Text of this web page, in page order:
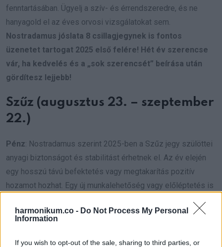
harmonikum.co - Do Not Process My Personal
Information
If you wish to opt-out of the sale, sharing to third parties, or
fenntartásában. Ügyelj a szív- és érrendszeredre, és ne
hanyagold el az éves orvosi vizsgálatokat sem.
Nostradamus jóslata 8 csillagjegynek is fontos
üzenetet tartogat 2025 első felére! Hét év szerencse
vár, ha kedvelés és a „sok szerencsét” beírása után
gördítesz lejjebb!
Szűz (augusztus 23. – szeptember
22.)
Pénz: Nostradamus szerint 2025-ben a Szűz jegy szülöttei
anyagi biztonságot és stabilitást érhetnek el. Az év elején
egy hosszú távú befektetés vagy megtakarítás pozitív
hozamot hozhat. Egy új munkalehetőség vagy előléptetés is
helyzetedet. Az év közepén azonban vigyázz a kisebb
jelenthetnek. Ez az év remek alkalom lesz a pénzügyi